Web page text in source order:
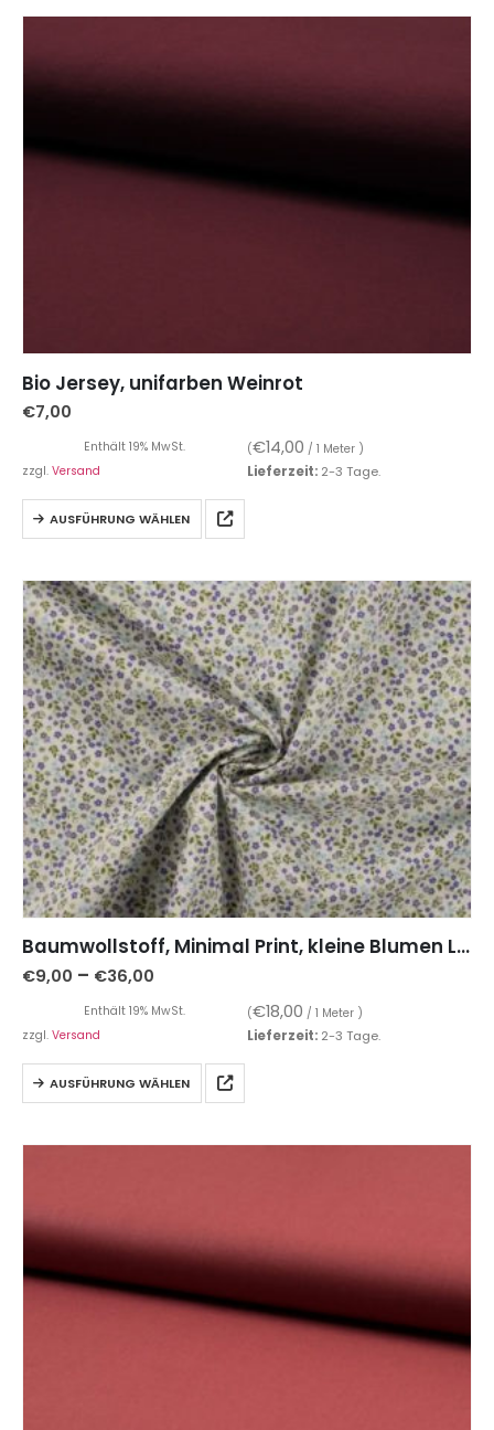
Bio Jersey, unifarben Weinrot
€7,00
Enthält 19% MwSt. (€14,00 / 1 Meter )
zzgl. Versand Lieferzeit: 2-3 Tage.
AUSFÜHRUNG WÄHLEN
Baumwollstoff, Minimal Print, kleine Blumen Lila auf Ecru – Organic Cotton
€9,00 – €36,00
Enthält 19% MwSt. (€18,00 / 1 Meter )
zzgl. Versand Lieferzeit: 2-3 Tage.
AUSFÜHRUNG WÄHLEN